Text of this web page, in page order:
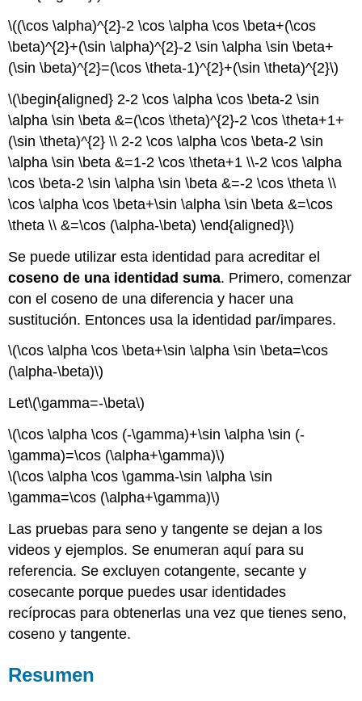
\((\cos \alpha)^{2}-2 \cos \alpha \cos \beta+(\cos
\beta)^{2}+(\sin \alpha)^{2}-2 \sin \alpha \sin \beta+
(\sin \beta)^{2}=(\cos \theta-1)^{2}+(\sin \theta)^{2}\)
\(\begin{aligned} 2-2 \cos \alpha \cos \beta-2 \sin
\alpha \sin \beta &=(\cos \theta)^{2}-2 \cos \theta+1+
(\sin \theta)^{2} \\ 2-2 \cos \alpha \cos \beta-2 \sin
\alpha \sin \beta &=1-2 \cos \theta+1 \\-2 \cos \alpha
\cos \beta-2 \sin \alpha \sin \beta &=-2 \cos \theta \\
\cos \alpha \cos \beta+\sin \alpha \sin \beta &=\cos
\theta \\ &=\cos (\alpha-\beta) \end{aligned}\)
Se puede utilizar esta identidad para acreditar el
coseno de una identidad suma. Primero, comenzar
con el coseno de una diferencia y hacer una
sustitución. Entonces usa la identidad par/impares.
\(\cos \alpha \cos \beta+\sin \alpha \sin \beta=\cos
(\alpha-\beta)\)
Let\(\gamma=-\beta\)
\(\cos \alpha \cos (-\gamma)+\sin \alpha \sin (-
\gamma)=\cos (\alpha+\gamma)\)
\(\cos \alpha \cos \gamma-\sin \alpha \sin
\gamma=\cos (\alpha+\gamma)\)
Las pruebas para seno y tangente se dejan a los
videos y ejemplos. Se enumeran aquí para su
referencia. Se excluyen cotangente, secante y
cosecante porque puedes usar identidades
recíprocas para obtenerlas una vez que tienes seno,
coseno y tangente.
Resumen